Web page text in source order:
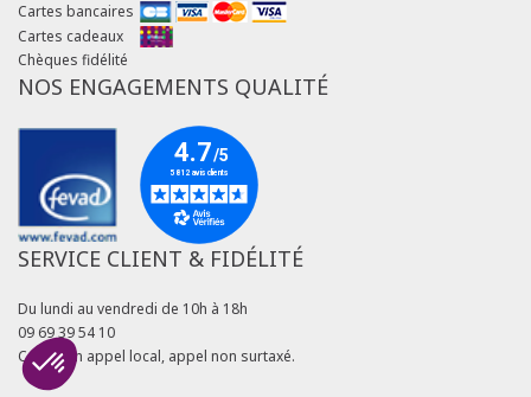
Cartes bancaires
Cartes cadeaux
Chèques fidélité
NOS ENGAGEMENTS QUALITÉ
SERVICE CLIENT & FIDÉLITÉ
Du lundi au vendredi de 10h à 18h
09 69 39 54 10
Coût d'un appel local, appel non surtaxé.